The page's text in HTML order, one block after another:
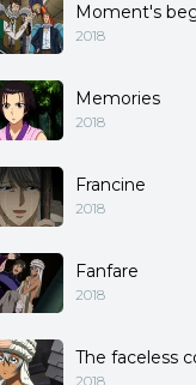
Moment's
2018
Memories
2018
Francine
2018
Fanfare
2018
The faceless
2018